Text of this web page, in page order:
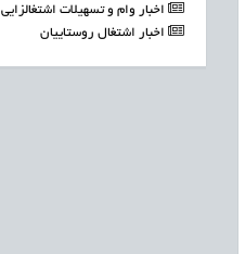
اخبار وام و تسهیلات اشتغالزایی
اخبار اشتغال روستاییان